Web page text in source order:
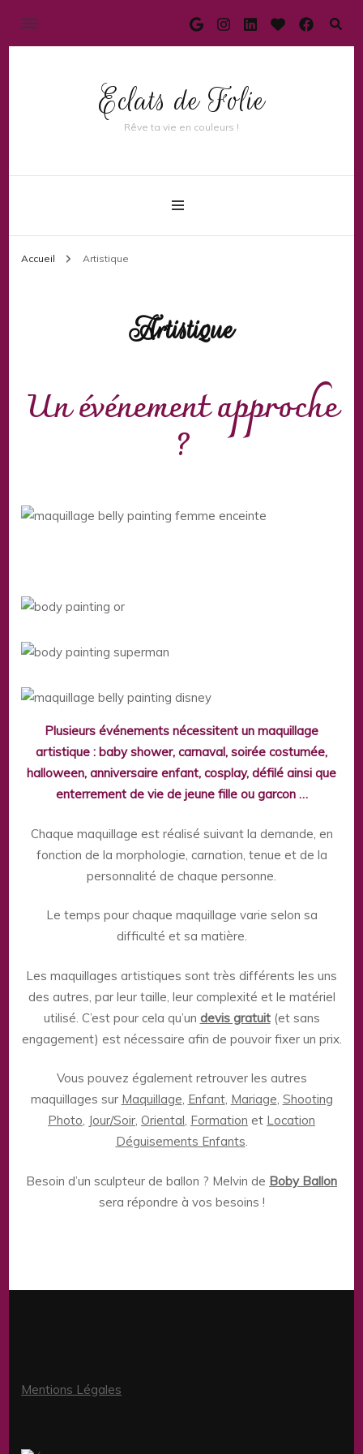
Eclats de Folie
Rêve ta vie en couleurs !
Accueil Artistique
Artistique
Un événement approche
?
Plusieurs événements nécessitent un maquillage
artistique : baby shower, carnaval, soirée costumée,
halloween, anniversaire enfant, cosplay, défilé ainsi que
enterrement de vie de jeune fille ou garcon …
Chaque maquillage est réalisé suivant la demande, en
fonction de la morphologie, carnation, tenue et de la
personnalité de chaque personne.
Le temps pour chaque maquillage varie selon sa
difficulté et sa matière.
Les maquillages artistiques sont très différents les uns
des autres, par leur taille, leur complexité et le matériel
utilisé. C’est pour cela qu’un devis gratuit(et sans
engagement) est nécessaire afin de pouvoir fixer un prix.
Vous pouvez également retrouver les autres
maquillages sur Maquillage, Enfant, Mariage, Shooting
Photo, Jour/Soir, Oriental, Formation et Location
Déguisements Enfants.
Besoin d’un sculpteur de ballon ? Melvin de Boby Ballon
sera répondre à vos besoins !
Mentions Légales